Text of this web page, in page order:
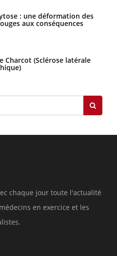
: une déformation des
aux conséquences
Charcot (Sclérose latérale
chaque jour toute l'actualité
en exercice et les